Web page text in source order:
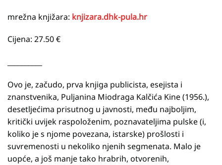
mrežna knjižara: knjizara.dhk-pula.hr
Cijena: 27.50 €
Ovo je, začudo, prva knjiga publicista, esejista i
znanstvenika, Puljanina Miodraga Kalčića Kine (1956.),
desetljećima prisutnog u javnosti, među najboljim,
kritički uvijek raspoloženim, poznavateljima pulske (i,
koliko je s njome povezana, istarske) prošlosti i
suvremenosti u nekoliko njenih segmenata. Malo je
uopće, a još manje tako hrabrih, otvorenih,